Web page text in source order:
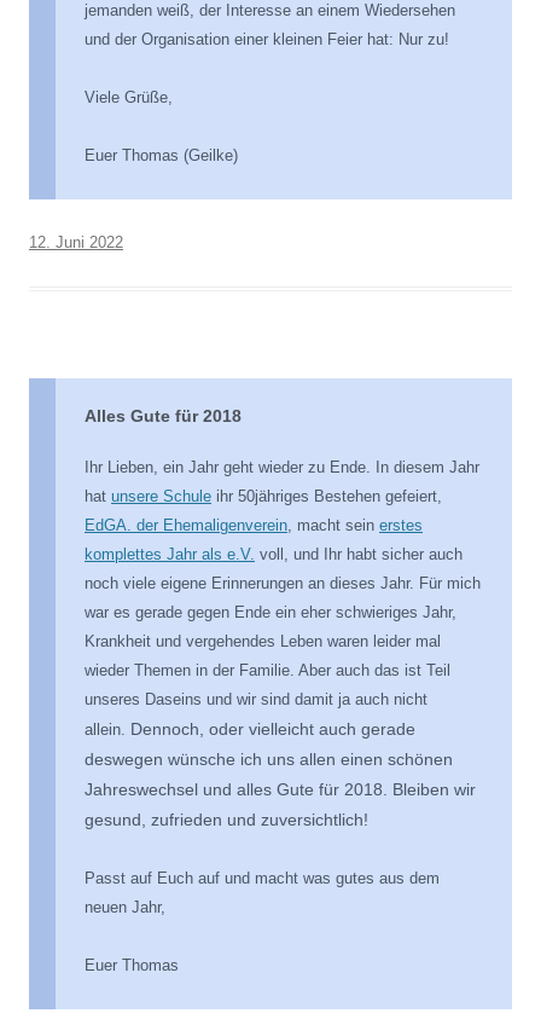
jemanden weiß, der Interesse an einem Wiedersehen
und der Organisation einer kleinen Feier hat: Nur zu!
Viele Grüße,
Euer Thomas (Geilke)
12. Juni 2022
Alles Gute für 2018
Ihr Lieben, ein Jahr geht wieder zu Ende. In diesem Jahr
hat unsere Schule ihr 50jähriges Bestehen gefeiert,
EdGA. der Ehemaligenverein, macht sein erstes
komplettes Jahr als e.V. voll, und Ihr habt sicher auch
noch viele eigene Erinnerungen an dieses Jahr. Für mich
war es gerade gegen Ende ein eher schwieriges Jahr,
Krankheit und vergehendes Leben waren leider mal
wieder Themen in der Familie. Aber auch das ist Teil
unseres Daseins und wir sind damit ja auch nicht
allein. Dennoch, oder vielleicht auch gerade
deswegen wünsche ich uns allen einen schönen
Jahreswechsel und alles Gute für 2018. Bleiben wir
gesund, zufrieden und zuversichtlich!
Passt auf Euch auf und macht was gutes aus dem
neuen Jahr,
Euer Thomas